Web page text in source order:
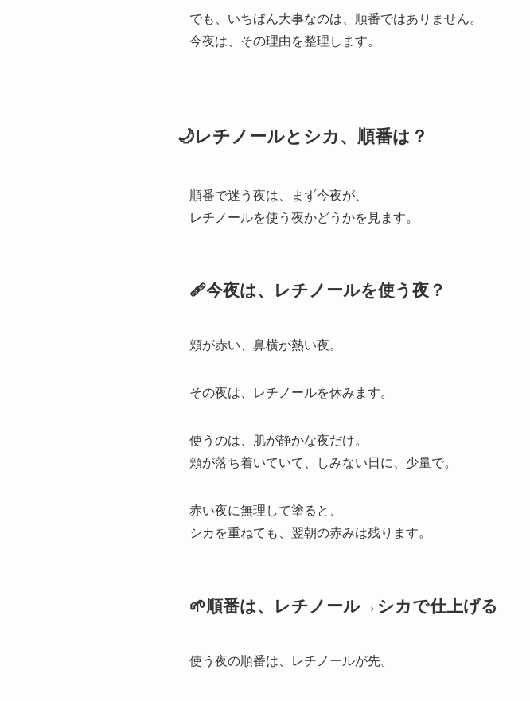
でも、いちばん大事なのは、順番ではありません。
今夜は、その理由を整理します。
🌙レチノールとシカ、順番は？
順番で迷う夜は、まず今夜が、
レチノールを使う夜かどうかを見ます。
🩹今夜は、レチノールを使う夜？
頬が赤い、鼻横が熱い夜。
その夜は、レチノールを休みます。
使うのは、肌が静かな夜だけ。
頬が落ち着いていて、しみない日に、少量で。
赤い夜に無理して塗ると、
シカを重ねても、翌朝の赤みは残ります。
🌱順番は、レチノール→シカで仕上げる
使う夜の順番は、レチノールが先。